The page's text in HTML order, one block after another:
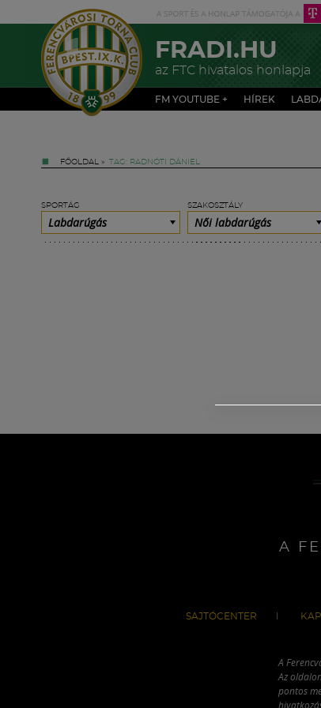
FRADI.HU
az FTC hivatalos honlapja
FM YOUTUBE + HÍREK
FŐOLDAL » TAG: RADNÓTI DÁNIEL
SPORTÁG
Labdarúgás
SZAKOSZTÁLY
Női labdarúgás
A
SAJTÓCENTER
A
Az
pontos